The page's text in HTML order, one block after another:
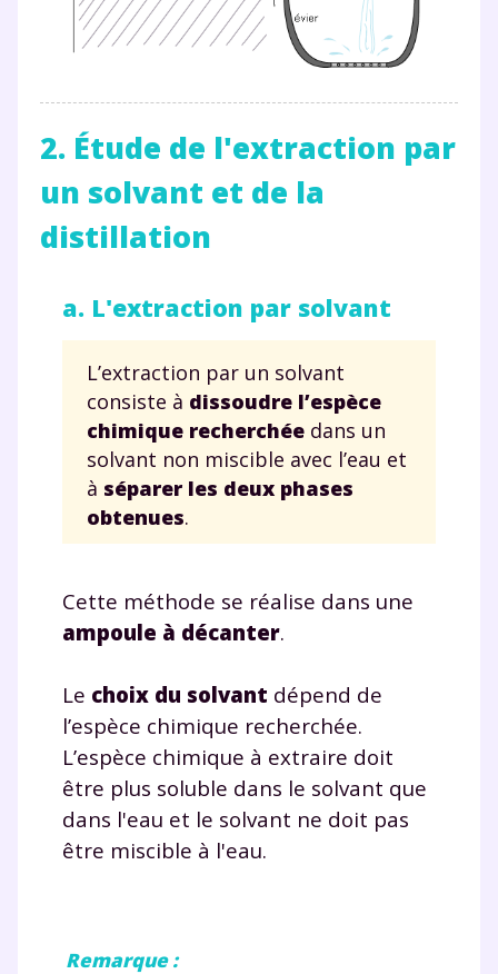
2. Étude de l'extraction par
un solvant et de la
distillation
a. L'extraction par solvant
L’extraction par un solvant
consiste à dissoudre l’espèce
chimique recherchée dans un
solvant non miscible avec l’eau et
à séparer les deux phases
obtenues.
Cette méthode se réalise dans une
ampoule à décanter.
Le choix du solvant dépend de
l’espèce chimique recherchée.
L’espèce chimique à extraire doit
être plus soluble dans le solvant que
dans l'eau et le solvant ne doit pas
être miscible à l'eau.
Remarque :